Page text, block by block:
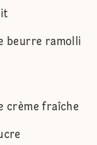
beurre ramolli
crème fraîche